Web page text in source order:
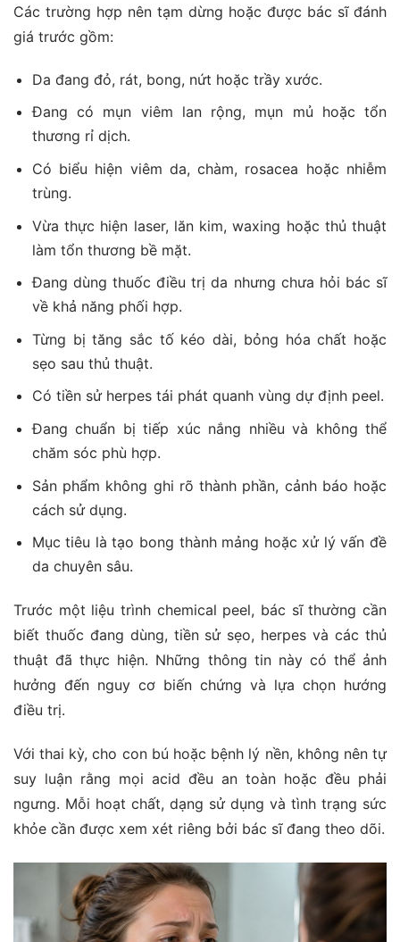
Các trường hợp nên tạm dừng hoặc được bác sĩ đánh
giá trước gồm:
Da đang đỏ, rát, bong, nứt hoặc trầy xước.
Đang có mụn viêm lan rộng, mụn mủ hoặc tổn
thương rỉ dịch.
Có biểu hiện viêm da, chàm, rosacea hoặc nhiễm
trùng.
Vừa thực hiện laser, lăn kim, waxing hoặc thủ thuật
làm tổn thương bề mặt.
Đang dùng thuốc điều trị da nhưng chưa hỏi bác sĩ
về khả năng phối hợp.
Từng bị tăng sắc tố kéo dài, bỏng hóa chất hoặc
sẹo sau thủ thuật.
Có tiền sử herpes tái phát quanh vùng dự định peel.
Đang chuẩn bị tiếp xúc nắng nhiều và không thể
chăm sóc phù hợp.
Sản phẩm không ghi rõ thành phần, cảnh báo hoặc
cách sử dụng.
Mục tiêu là tạo bong thành mảng hoặc xử lý vấn đề
da chuyên sâu.
Trước một liệu trình chemical peel, bác sĩ thường cần
biết thuốc đang dùng, tiền sử sẹo, herpes và các thủ
thuật đã thực hiện. Những thông tin này có thể ảnh
hưởng đến nguy cơ biến chứng và lựa chọn hướng
điều trị.
Với thai kỳ, cho con bú hoặc bệnh lý nền, không nên tự
suy luận rằng mọi acid đều an toàn hoặc đều phải
ngưng. Mỗi hoạt chất, dạng sử dụng và tình trạng sức
khỏe cần được xem xét riêng bởi bác sĩ đang theo dõi.